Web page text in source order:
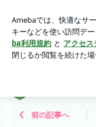
アプリをダウンロー
ょう。
前の記事へ